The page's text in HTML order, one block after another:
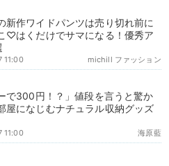
新作ワイドパンツは売り切れ前に
♡はくだけでサマになる！優秀ア
michill ファッション
11:00
で300円！？」値段を言うと驚か
屋になじむナチュラル収納グッズ
海原藍
11:00